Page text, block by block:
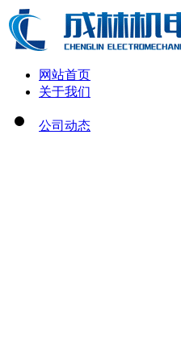
网站首页
关于我们
公司动态